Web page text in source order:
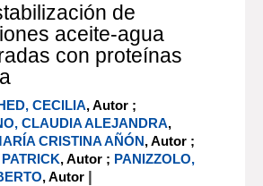
de
aceite-agua
con proteínas
CECILIA, Autor ;
CLAUDIA ALEJANDRA,
CRISTINA AÑÓN, Autor ;
, Autor ; PANIZZOLO,
, Autor |